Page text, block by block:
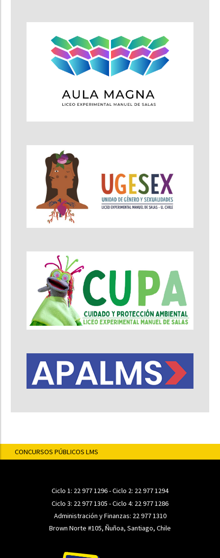
CONCURSOS PÚBLICOS LMS
Ciclo 1: 22 977 1296- Ciclo 2: 22 977 1294
Ciclo 3: 22 977 1305 - Ciclo 4: 22 977 1286
Administración y Finanzas: 22 977 1310
Brown Norte #105, Ñuñoa, Santiago, Chile